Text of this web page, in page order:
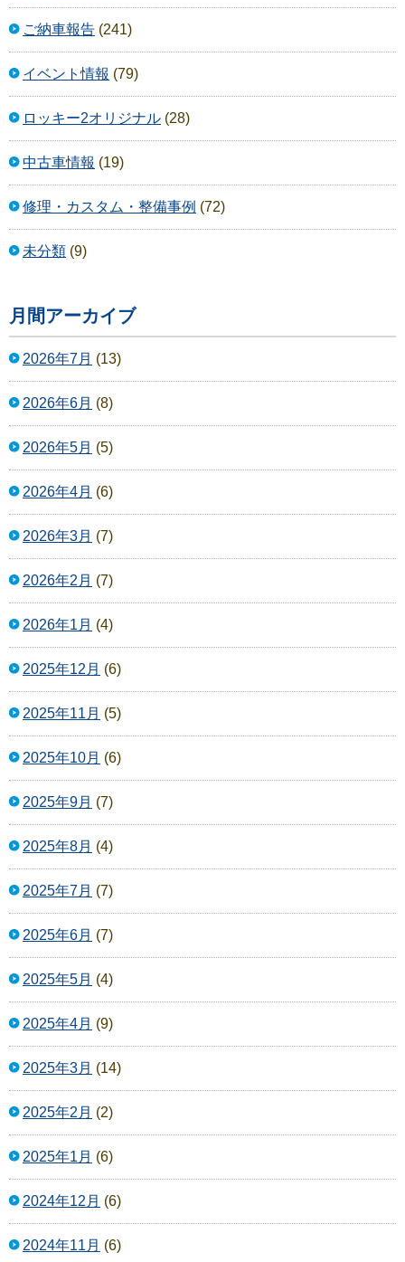
ご納車報告 (241)
イベント情報 (79)
ロッキー2オリジナル (28)
中古車情報 (19)
修理・カスタム・整備事例 (72)
未分類 (9)
月間アーカイブ
2026年7月 (13)
2026年6月 (8)
2026年5月 (5)
2026年4月 (6)
2026年3月 (7)
2026年2月 (7)
2026年1月 (4)
2025年12月 (6)
2025年11月 (5)
2025年10月 (6)
2025年9月 (7)
2025年8月 (4)
2025年7月 (7)
2025年6月 (7)
2025年5月 (4)
2025年4月 (9)
2025年3月 (14)
2025年2月 (2)
2025年1月 (6)
2024年12月 (6)
2024年11月 (6)